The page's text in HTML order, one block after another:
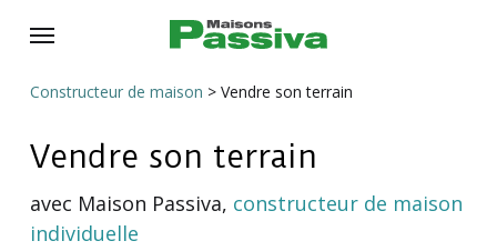
content
Menu
Constructeur de maison > Vendre son terrain
Vendre son terrain
avec Maison Passiva, constructeur de maison
individuelle